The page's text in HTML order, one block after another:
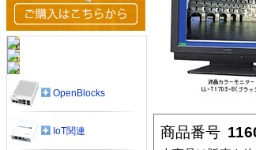
商品番号
OpenBlocks
IoT関連